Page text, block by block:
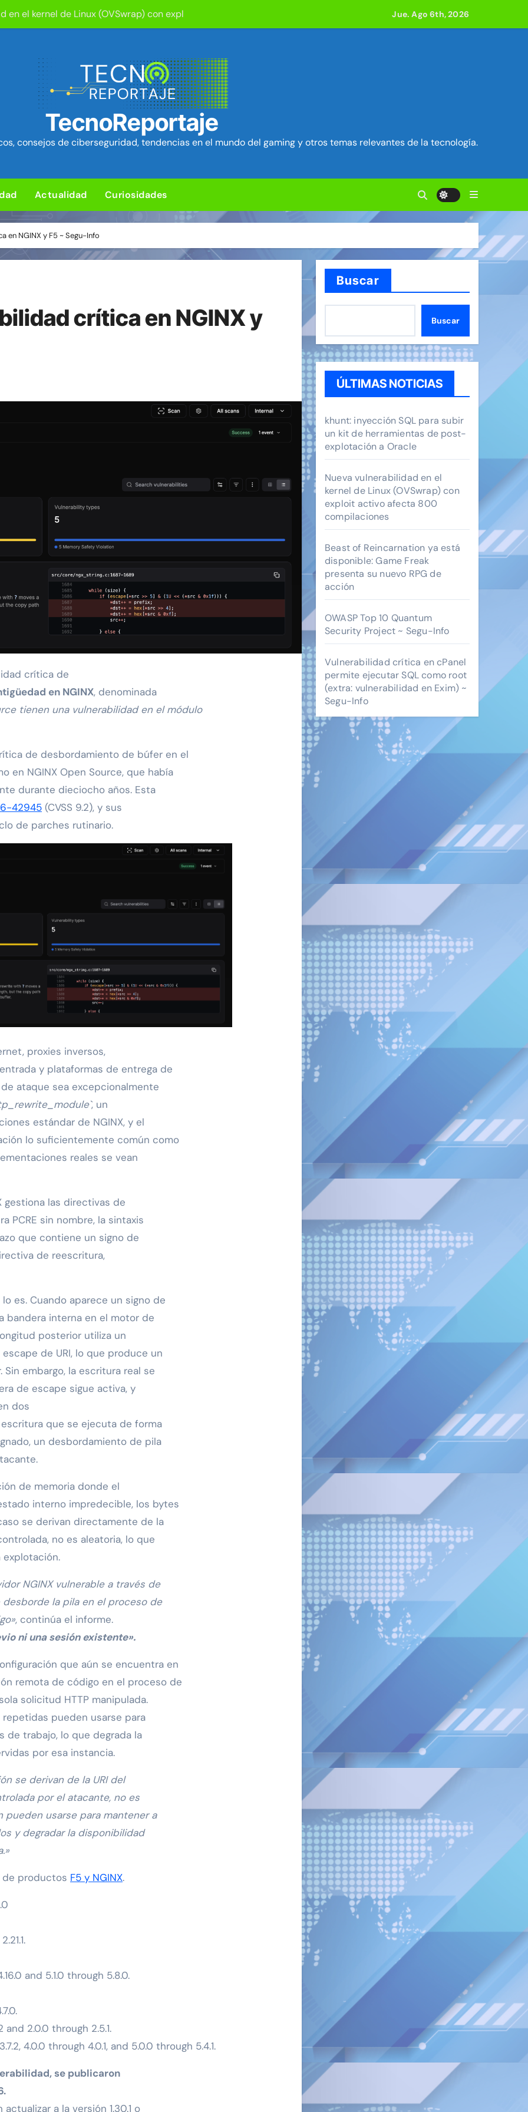
en el kernel de Linux (OVSwrap) con exploit activo afecta 800 compilaciones
Security Project ~ Segu-Info
en cPanel permite ejecutar SQL como root (extra: vulnerabilidad en Exim) ~ Segu-Info
para sorprender con pocos ingredientes
que interrumpen los servicios de agua en Estados Unidos ~ Segu-Info
hardware de Coldcard permite robar ~1.400 btc ~ Segu-Info
Android baratos se hacen pasar por teléfonos y se convierten en servidores proxy. ~ Segu-Info
para subir un kit de herramientas de post-explotación a Oracle
Jue. Ago 6th, 2026
TecnoReportaje
consejos de ciberseguridad, tendencias en el mundo del gaming y otros temas relevantes de la tecnología.
Actualidad Curiosidades
en NGINX y F5 ~ Segu-Info
crítica en NGINX y
crítica de
en NGINX, denominada
tienen una vulnerabilidad en el módulo
de desbordamiento de búfer en el
en NGINX Open Source, que había
durante dieciocho años. Esta
42945 (CVSS 9.2), y sus
de parches rutinario.
proxies inversos,
y plataformas de entrega de
ataque sea excepcionalmente
, un
estándar de NGINX, y el
lo suficientemente común como
reales se vean
gestiona las directivas de
PCRE sin nombre, la sintaxis
que contiene un signo de
de reescritura,
es. Cuando aparece un signo de
bandera interna en el motor de
posterior utiliza un
de URI, lo que produce un
embargo, la escritura real se
de escape sigue activa, y
dos
que se ejecuta de forma
un desbordamiento de pila
de memoria donde el
interno impredecible, los bytes
se derivan directamente de la
no es aleatoria, lo que
NGINX vulnerable a través de
la pila en el proceso de
, continúa el informe.
ni una sesión existente».
que aún se encuentra en
remota de código en el proceso de
solicitud HTTP manipulada.
pueden usarse para
de trabajo, lo que degrada la
por esa instancia.
se derivan de la URI del
por el atacante, no es
usarse para mantener a
y degradar la disponibilidad
de productos F5 y NGINX.
and 5.1.0 through 5.8.0.
and 2.0.0 through 2.5.1.
4.0.0 through 4.0.1, and 5.0.0 through 5.4.1.
se publicaron
a la versión 1.30.1 o
Buscar
Buscar
ÚLTIMAS NOTICIAS
khunt: inyección SQL para subir
un kit de herramientas de post-
explotación a Oracle
Nueva vulnerabilidad en el
kernel de Linux (OVSwrap) con
exploit activo afecta 800
compilaciones
Beast of Reincarnation ya está
disponible: Game Freak
presenta su nuevo RPG de
acción
OWASP Top 10 Quantum
Security Project ~ Segu-Info
Vulnerabilidad crítica en cPanel
permite ejecutar SQL como root
(extra: vulnerabilidad en Exim) ~
Segu-Info